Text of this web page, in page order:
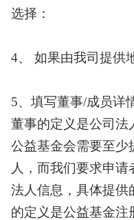
选择：
4、 如果由我司提供
5、填写董事/成员详
董事的定义是公司法
公益基金会需要至少
人，而我们要求申请
法人信息，具体提供
的定义是公益基金注